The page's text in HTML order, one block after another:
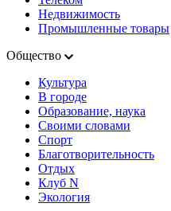
Недвижимость
Промышленные товары
Общество
Культура
В городе
Образование, наука
Своими словами
Спорт
Благотворительность
Отдых
Клуб N
Экология